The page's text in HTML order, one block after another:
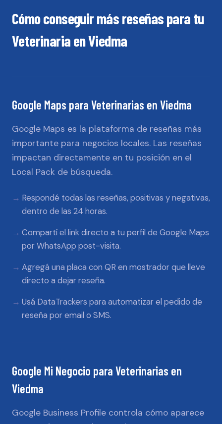
Cómo conseguir más reseñas para tu
VeterinariaenViedma
Google Maps para Veterinarias en Viedma
Google Maps es la plataforma de reseñas más
importante para negocios locales. Las reseñas
impactan directamente en tu posición en el
Local Pack de búsqueda.
Respondé todas las reseñas, positivas y negativas,
dentro de las 24 horas.
Compartí el link directo a tu perfil de Google Maps
por WhatsApp post-visita.
Agregá una placa con QR en mostrador que lleve
directo a dejar reseña.
Usá DataTrackers para automatizar el pedido de
reseña por email o SMS.
Google Mi Negocio para Veterinarias en
Viedma
Google Business Profile controla cómo aparece